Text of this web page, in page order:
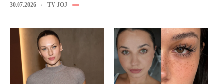
30.07.2026 TV JOJ